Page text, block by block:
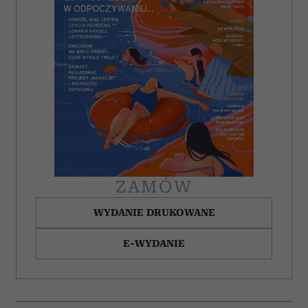
korzystasz z naszej witryny, udostępniamy partnerom
społecznościowym, reklamowym i analitycznym.
Partnerzy mogą połączyć te informacje z innymi danymi
otrzymanymi od Ciebie lub uzyskanymi podczas
korzystania z ich usług.
ZAMÓW
WYDANIE DRUKOWANE
E-WYDANIE